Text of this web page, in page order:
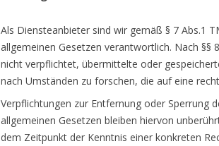
Als Diensteanbieter sind wir gemäß § 7 Abs.1
allgemeinen Gesetzen verantwortlich. Nach
nicht verpflichtet, übermittelte oder
nach Umständen zu forschen, die auf eine
Verpflichtungen zur Entfernung oder Sperrung
allgemeinen Gesetzen bleiben hiervon
dem Zeitpunkt der Kenntnis einer konkreten